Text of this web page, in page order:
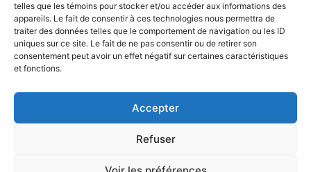
telles que les témoins pour stocker et/ou accéder aux informations des
appareils. Le fait de consentir à ces technologies nous permettra de
traiter des données telles que le comportement de navigation ou les ID
uniques sur ce site. Le fait de ne pas consentir ou de retirer son
consentement peut avoir un effet négatif sur certaines caractéristiques
et fonctions.
Accepter
Refuser
Nous Suivre
Contactez-nous :
12-3894 rue Sainte-Catherine Est,